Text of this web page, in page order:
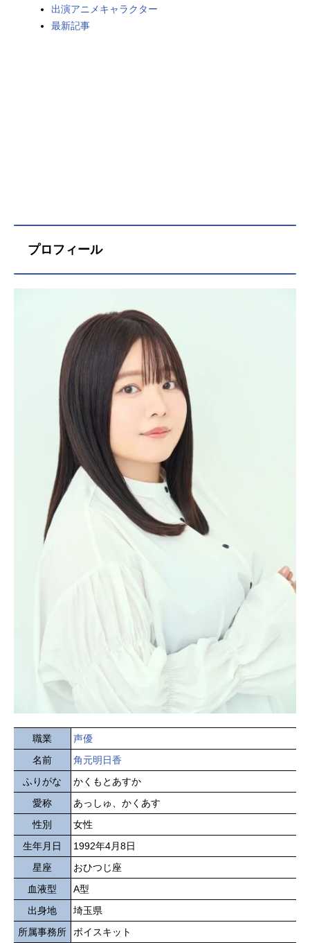
出演アニメキャラクター
最新記事
プロフィール
職業
声優
名前
角元明日香
ふりがな
かくもとあすか
愛称
あっしゅ、かくあす
性別
女性
生年月日
1992年4月8日
星座
おひつじ座
血液型
A型
出身地
埼玉県
所属事務所
ボイスキット